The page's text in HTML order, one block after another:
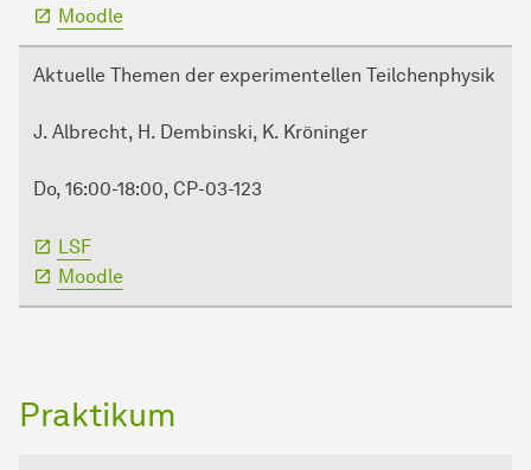
Moodle
Aktuelle Themen der experimentellen Teilchenphysik
J. Albrecht, H. Dembinski, K. Kröninger
Do, 16:00-18:00, CP-03-123
LSF
Moodle
Praktikum